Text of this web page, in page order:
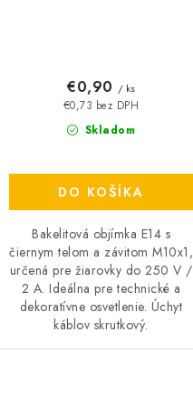
Skladom
€0,73 bez DPH
€0,90 / ks
DO KOŠÍKA
Bakelitová objímka E14 s
čiernym telom a závitom M10x1,
určená pre žiarovky do 250 V /
2 A. Ideálna pre technické a
dekoratívne osvetlenie. Úchyt
káblov skrutkový.